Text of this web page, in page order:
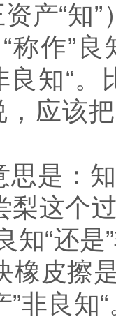
产“知
称作”
良知“
，应该
是：
梨这个
知“还
橡皮擦
非良知